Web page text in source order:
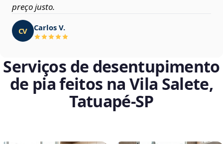
preço justo.
CV Carlos V.
Serviços de desentupimento
de pia feitos na Vila Salete,
Tatuapé‑SP